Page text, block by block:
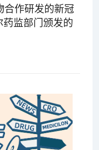
合作研发的新冠
监部门颁发的